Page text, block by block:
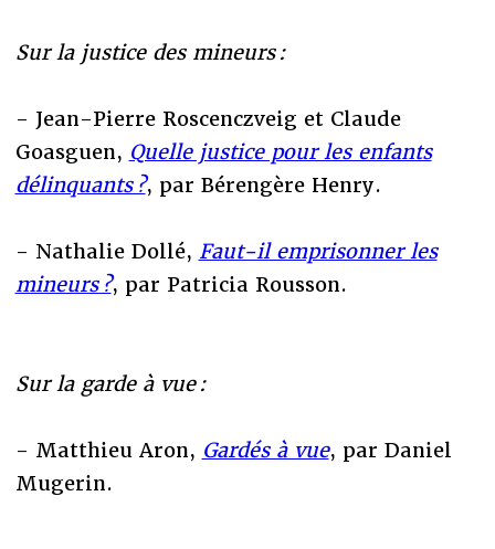
Sur la justice des mineurs :
- Jean-Pierre Roscenczveig et Claude
Goasguen, Quelle justice pour les enfants
délinquants ?, par Bérengère Henry.
- Nathalie Dollé, Faut-il emprisonner les
mineurs ?, par Patricia Rousson.
Sur la garde à vue :
- Matthieu Aron, Gardés à vue, par Daniel
Mugerin.